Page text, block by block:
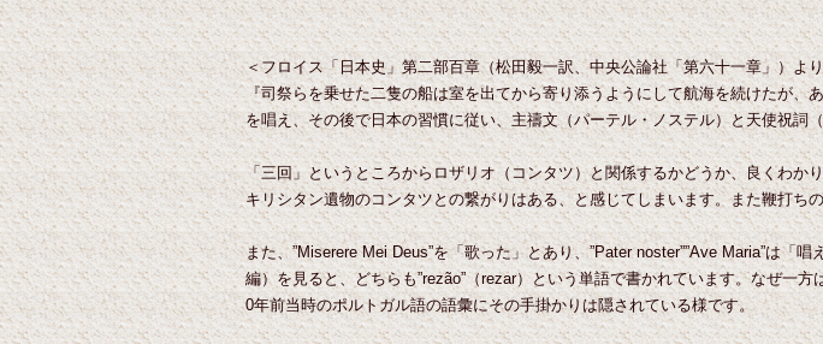
＜フロイス「日本史」第二部百章（松田毅一訳、中央公論社「第六十一章」）よ
『司祭らを乗せた二隻の船は室を出てから寄り添うようにして航海を続けたが
を唱え、その後で日本の習慣に従い、主禱文（パーテル・ノステル）と天使祝詞
「三回」というところからロザリオ（コンタツ）と関係するかどうか、良くわか
キリシタン遺物のコンタツとの繋がりはある、と感じてしまいます。また鞭打ち
また、”Miserere Mei Deus”を「歌った」とあり、”Pater noster””Ave Maria”は「
編）を見ると、どちらも”rezão”（rezar）という単語で書かれています。なぜ一
0年前当時のポルトガル語の語彙にその手掛かりは隠されている様です。